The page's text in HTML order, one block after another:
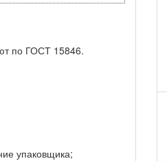
по ГОСТ 15846.
упаковщика;